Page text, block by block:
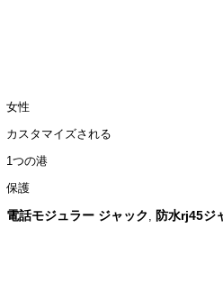
女性
カスタマイズされる
1つの港
保護
電話モジュラー ジャック , 防水rj45ジ